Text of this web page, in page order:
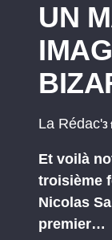
UN
La Rédac'3
Et voilà
troisième
Nicolas
premier…